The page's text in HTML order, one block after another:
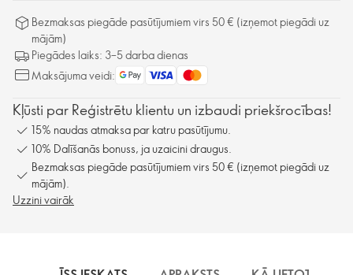
Bezmaksas piegāde pasūtījumiem virs 50 € (izņemot piegādi uz
mājām)
Piegādes laiks: 3–5 darba dienas
Maksājuma veidi:
Kļūsti par Reģistrētu klientu un izbaudi priekšrocības!
15% naudas atmaksa par katru pasūtījumu.
10% Dalīšanās bonuss, ja uzaicini draugus.
Bezmaksas piegāde pasūtījumiem virs 50 € (izņemot piegādi uz
mājām).
Uzzini vairāk